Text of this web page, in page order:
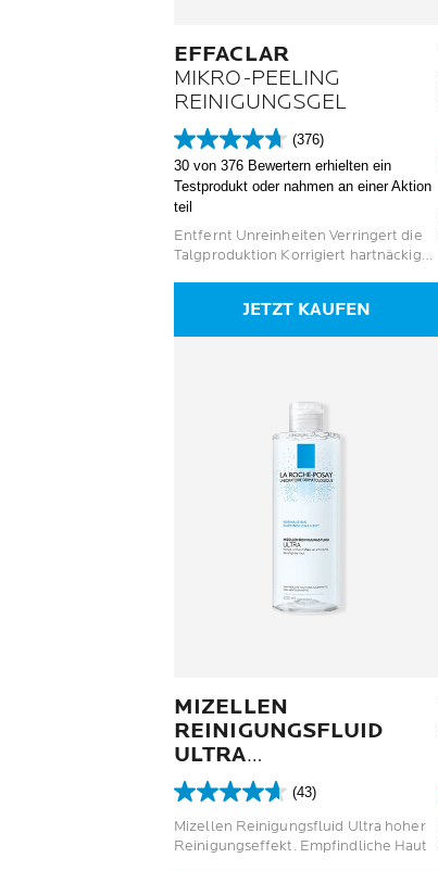
EFFACLAR
MIKRO-PEELING
REINIGUNGSGEL
(376)
4.7
von
5
Sternen.
376
Bewertungen
30 von 376 Bewertern erhielten ein
Testprodukt oder nahmen an einer Aktion
teil
Entfernt Unreinheiten Verringert die
Talgproduktion Korrigiert hartnäckige
JETZT KAUFEN
MIZELLEN
REINIGUNGSFLUID
ULTRA
FÜR NORMALE BIS
EMPFINDLICHE HAUT
(43)
4.6
von
5
Mizellen Reinigungsfluid Ultra hoher
Reinigungseffekt. Empfindliche Haut